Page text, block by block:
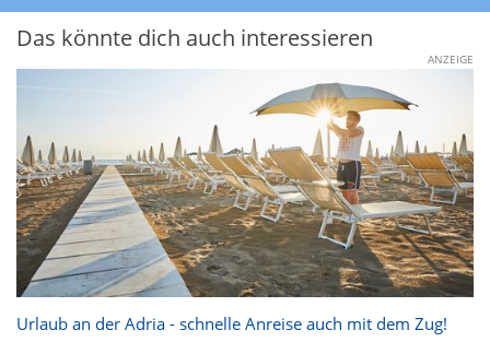
Das könnte dich auch interessieren
ANZEIGE
Urlaub an der Adria - schnelle Anreise auch mit dem Zug!